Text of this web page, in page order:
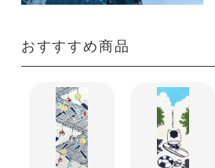
おすすすめ商品